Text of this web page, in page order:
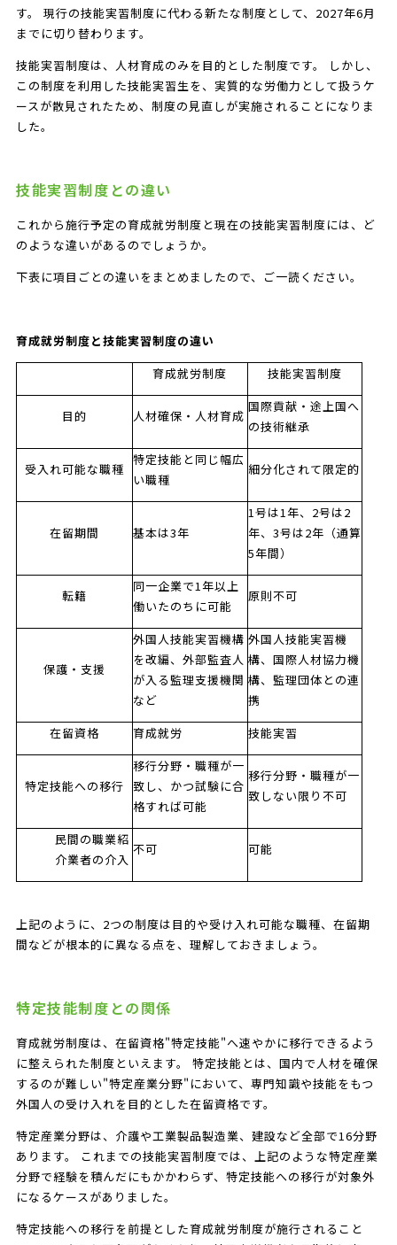
す。 現行の技能実習制度に代わる新たな制度として、2027年6月
までに切り替わります。
技能実習制度は、人材育成のみを目的とした制度です。 しかし、
この制度を利用した技能実習生を、実質的な労働力として扱うケ
ースが散見されたため、制度の見直しが実施されることになりま
した。
技能実習制度との違い
これから施行予定の育成就労制度と現在の技能実習制度には、ど
のような違いがあるのでしょうか。
下表に項目ごとの違いをまとめましたので、ご一読ください。
育成就労制度と技能実習制度の違い
育成就労制度
技能実習制度
目的 人材確保・人材育成
国際貢献・途上国へ
の技術継承
受入れ可能な職種
特定技能と同じ幅広
い職種
細分化されて限定的
在留期間 基本は3年
1号は1年、 2号は2
年、 3号は2年（通算
5年間）
転籍
同一企業で1年以上
働いたのちに可能
原則不可
保護・支援
外国人技能実習機構
を改編、外部監査人
が入る監理支援機関
など
外国人技能実習機
構、国際人材協力機
構、監理団体との連
携
在留資格
育成就労 技能実習
特定技能への移行
移行分野・職種が一
致し、かつ試験に合
格すれば可能
移行分野・職種が一
致しない限り不可
民間の職業紹
介業者の介入
不可 可能
上記のように、2つの制度は目的や受け入れ可能な職種、在留期
間などが根本的に異なる点を、理解しておきましょう。
特定技能制度との関係
育成就労制度は、在留資格"特定技能"へ速やかに移行できるよう
に整えられた制度といえます。 特定技能とは、国内で人材を確保
するのが難しい"特定産業分野"において、専門知識や技能をもつ
外国人の受け入れを目的とした在留資格です。
特定産業分野は、介護や工業製品製造業、建設など全部で16分野
あります。 これまでの技能実習制度では、上記のような特定産業
分野で経験を積んだにもかかわらず、特定技能への移行が対象外
になるケースがありました。
特定技能への移行を前提とした育成就労制度が施行されること